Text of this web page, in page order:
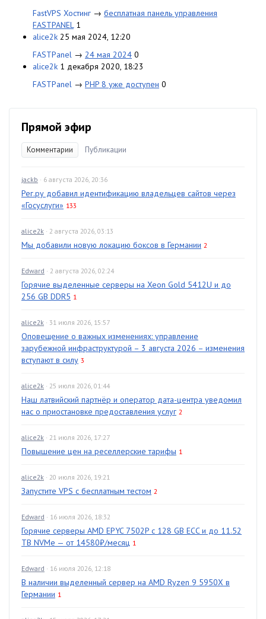
FastVPS Хостинг → бесплатная панель управления
FASTPANEL 1
alice2k 25 мая 2024, 12:20
FASTPanel → 24 мая 2024 0
alice2k 1 декабря 2020, 18:23
FASTPanel → PHP 8 уже доступен 0
Прямой эфир
Комментарии Публикации
jackb · 6 августа 2026, 20:36
Рег.ру добавил идентификацию владельцев сайтов через
«Госуслуги» 133
alice2k · 2 августа 2026, 03:13
Мы добавили новую локацию боксов в Германии 2
Edward · 2 августа 2026, 02:24
Горячие выделенные серверы на Xeon Gold 5412U и до
256 GB DDR5 1
alice2k · 31 июля 2026, 15:57
Оповещение о важных изменениях: управление
зарубежной инфраструктурой – 3 августа 2026 – изменения
вступают в силу 3
alice2k · 25 июля 2026, 01:44
Наш латвийский партнёр и оператор дата-центра уведомил
нас о приостановке предоставления услуг 2
alice2k · 21 июля 2026, 17:27
Повышение цен на реселлерские тарифы 1
alice2k · 20 июля 2026, 19:21
Запустите VPS с бесплатным тестом 2
Edward · 16 июля 2026, 18:32
Горячие серверы AMD EPYC 7502P с 128 GB ECC и до 11.52
TB NVMe — от 14580₽/месяц 1
Edward · 16 июля 2026, 12:18
В наличии выделенный сервер на AMD Ryzen 9 5950X в
Германии 1